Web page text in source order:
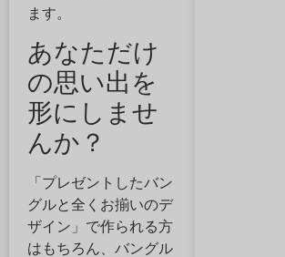
ます。
あなただけ
の思い出を
形にしませ
んか？
「プレゼントしたバン
グルと全くお揃いのデ
ザイン」で作られる方
はもちろん、バングル